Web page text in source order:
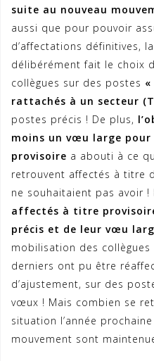
suite au nouveau
aussi que pour pouvoir
d’affectations définitives,
délibérément fait le choix
collègues sur des postes
rattachés à un secteur
postes précis ! De plus,
moins un vœu large
provisoire a abouti à ce
retrouvent affectés à titre
ne souhaitaient pas avoir !
affectés à titre
précis et de leur vœu
mobilisation des collègues
derniers ont pu être
d’ajustement, sur des
vœux ! Mais combien se
situation l’année
mouvement sont